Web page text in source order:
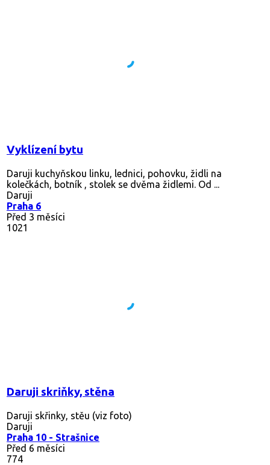
Vyklízení bytu
Daruji kuchyňskou linku, lednici, pohovku, židli na
kolečkách, botník , stolek se dvěma židlemi. Od ...
Daruji
Praha 6
Před 3 měsíci
1021
Daruji skriňky, stěna
Daruji skřinky, stěu (viz foto)
Daruji
Praha 10 - Strašnice
Před 6 měsíci
774